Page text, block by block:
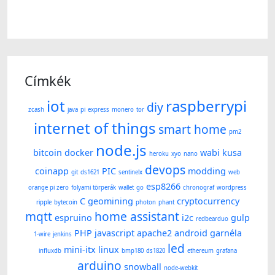
Címkék
zcash iot java pi express monero tor diy raspberrypi
internet of things smart home pm2
bitcoin docker node.js heroku xyo nano wabi kusa
coinapp git ds1621 PIC sentinelx devops modding web
orange pi zero folyami törperák wallet go esp8266 chronograf wordpress
ripple bytecoin C geomining photon phant cryptocurrency
mqtt espruino home assistant i2c redbearduo gulp
1-wire jenkins PHP javascript apache2 android garnéla
influxdb mini-itx linux bmp180 ds1820 led ethereum grafana
arduino snowball node-webkit